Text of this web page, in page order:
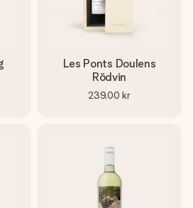
Les Ponts Doulens
Rödvin
239,00 kr